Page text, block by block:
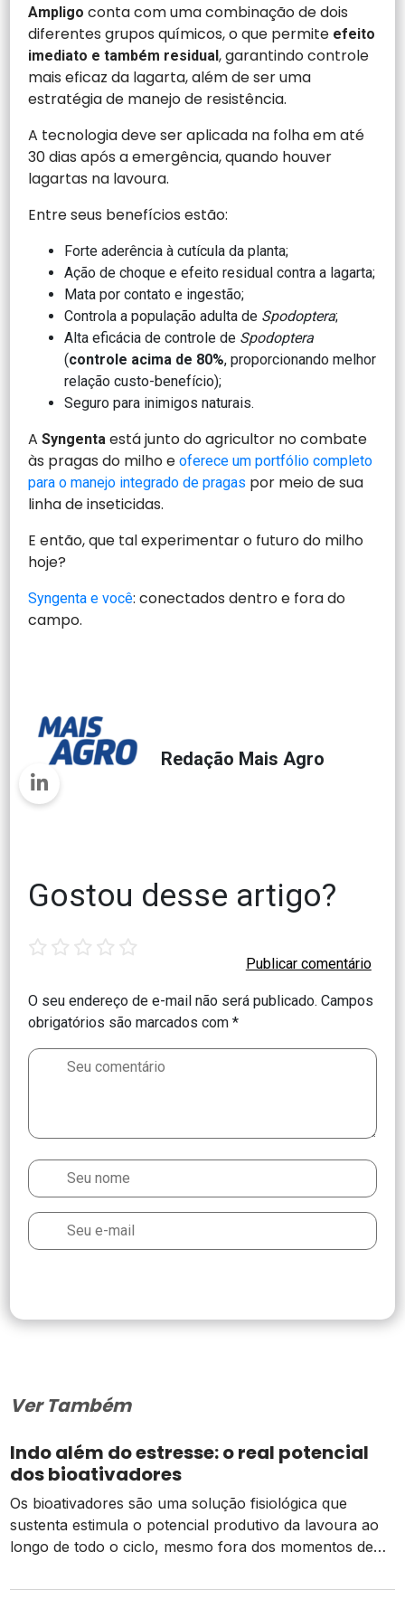
Ampligo conta com uma combinação de dois
diferentes grupos químicos, o que permite efeito
imediato e também residual, garantindo controle
mais eficaz da lagarta, além de ser uma
estratégia de manejo de resistência.
A tecnologia deve ser aplicada na folha em até
30 dias após a emergência, quando houver
lagartas na lavoura.
Entre seus benefícios estão:
Forte aderência à cutícula da planta;
Ação de choque e efeito residual contra a lagarta;
Mata por contato e ingestão;
Controla a população adulta de Spodoptera;
Alta eficácia de controle de Spodoptera
(controle acima de 80%, proporcionando melhor
relação custo-benefício);
Seguro para inimigos naturais.
ASyngenta está junto do agricultor no combate
às pragas do milho eoferece um portfólio completo
para o manejo integrado de pragas por meio de sua
linha de inseticidas.
E então, que tal experimentar o futuro do milho
hoje?
Syngenta e você: conectados dentro e fora do
campo.
Redação Mais Agro
Gostou desse artigo?
O seu endereço de e-mail não será publicado. Campos
obrigatórios são marcados com*
star stars stars stars stars
Ver Também
Indo além do estresse: o real potencial
dos bioativadores
Os bioativadores são uma solução fisiológica que
sustenta estimula o potencial produtivo da lavoura ao
longo de todo o ciclo, mesmo fora dos momentos de